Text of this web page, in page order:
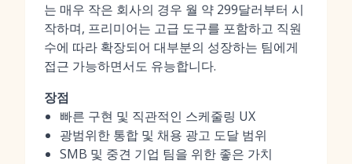
는 매우 작은 회사의 경우 월 약 299달러부터 시
작하며, 프리미어는 고급 도구를 포함하고 직원
수에 따라 확장되어 대부분의 성장하는 팀에게
접근 가능하면서도 유능합니다.
장점
빠른 구현 및 직관적인 스케줄링 UX
광범위한 통합 및 채용 광고 도달 범위
SMB 및 중견 기업 팀을 위한 좋은 가치